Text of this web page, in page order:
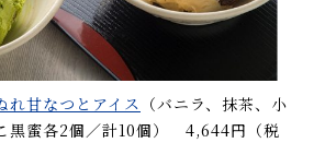
れ甘なつとアイス （バニラ、抹茶、小
黒蜜各2個／計10個） 4,644円（税